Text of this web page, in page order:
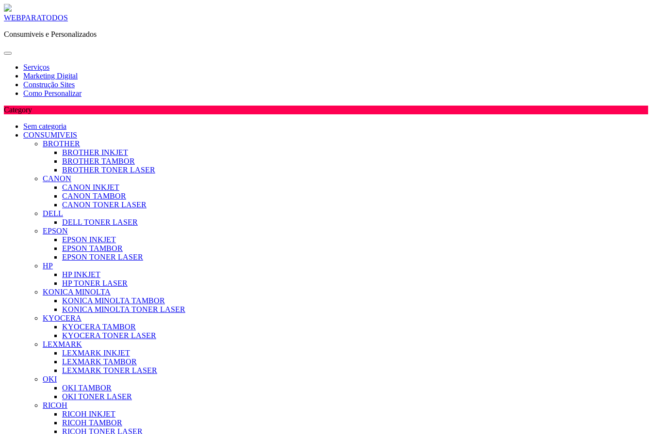
Skip
content
WEBPARATODOS
Consumiveis e Personalizados
Serviços
Marketing Digital
Construção Sites
Como Personalizar
Category
Sem categoria
CONSUMIVEIS
BROTHER
BROTHER INKJET
BROTHER TAMBOR
BROTHER TONER LASER
CANON
CANON INKJET
CANON TAMBOR
CANON TONER LASER
DELL
DELL TONER LASER
EPSON
EPSON INKJET
EPSON TAMBOR
EPSON TONER LASER
HP
HP INKJET
HP TONER LASER
KONICA MINOLTA
KONICA MINOLTA TAMBOR
KONICA MINOLTA TONER LASER
KYOCERA
KYOCERA TAMBOR
KYOCERA TONER LASER
LEXMARK
LEXMARK INKJET
LEXMARK TAMBOR
LEXMARK TONER LASER
OKI
OKI TAMBOR
OKI TONER LASER
RICOH
RICOH INKJET
RICOH TAMBOR
RICOH TONER LASER